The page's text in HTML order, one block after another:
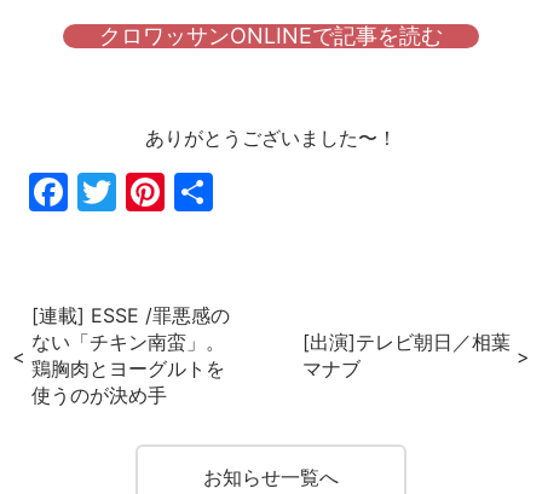
クロワッサンONLINEで記事を読む
ありがとうございました〜！
Fac
Twi
Pin
[連載] ESSE /罪悪感の
ない「チキン南蛮」。
鶏胸肉とヨーグルトを
使うのが決め手
[出演]テレビ朝日／相葉
マナブ
お知らせ一覧へ